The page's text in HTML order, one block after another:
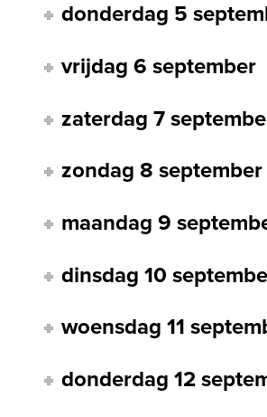
donderdag 5
vrijdag 6 september
zaterdag 7
zondag 8 september
maandag 9
dinsdag 10
woensdag 11
donderdag 12